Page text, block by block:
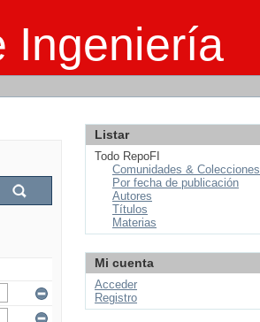
Ingeniería
Listar
Todo RepoFI
Comunidades & Colecciones
Por fecha de publicación
Autores
Títulos
Materias
Mi cuenta
Acceder
Registro